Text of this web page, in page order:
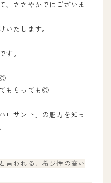
、ささやかではございま
いたします。
す。
◎
もらっても◎
ロサント」の魅力を知っ
言われる、希少性の高い